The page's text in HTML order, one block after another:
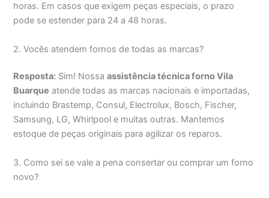
horas. Em casos que exigem peças especiais, o prazo
pode se estender para 24 a 48 horas.
2. Vocês atendem fornos de todas as marcas?
Resposta: Sim! Nossaassistência técnica forno Vila
Buarque atende todas as marcas nacionais e importadas,
incluindo Brastemp, Consul, Electrolux, Bosch, Fischer,
Samsung, LG, Whirlpool e muitas outras. Mantemos
estoque de peças originais para agilizar os reparos.
3. Como sei se vale a pena consertar ou comprar um forno
novo?